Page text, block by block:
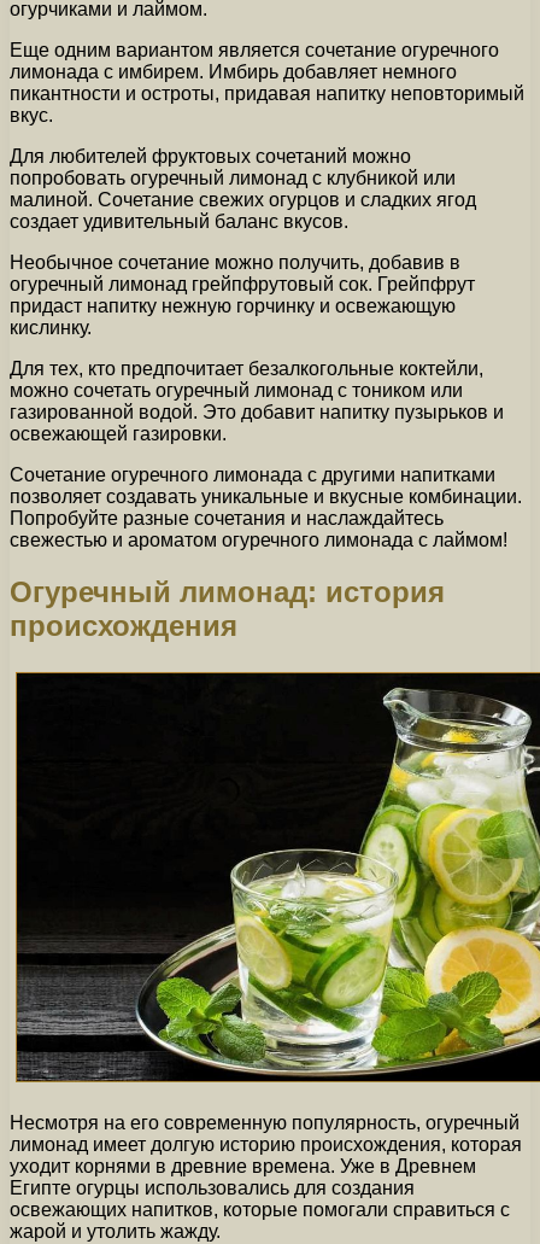
огурчиками и лаймом.
Еще одним вариантом является сочетание огуречного
лимонада с имбирем. Имбирь добавляет немного
пикантности и остроты, придавая напитку неповторимый
вкус.
Для любителей фруктовых сочетаний можно
попробовать огуречный лимонад с клубникой или
малиной. Сочетание свежих огурцов и сладких ягод
создает удивительный баланс вкусов.
Необычное сочетание можно получить, добавив в
огуречный лимонад грейпфрутовый сок. Грейпфрут
придаст напитку нежную горчинку и освежающую
кислинку.
Для тех, кто предпочитает безалкогольные коктейли,
можно сочетать огуречный лимонад с тоником или
газированной водой. Это добавит напитку пузырьков и
освежающей газировки.
Сочетание огуречного лимонада с другими напитками
позволяет создавать уникальные и вкусные комбинации.
Попробуйте разные сочетания и наслаждайтесь
свежестью и ароматом огуречного лимонада с лаймом!
Огуречный лимонад: история
происхождения
Несмотря на его современную популярность, огуречный
лимонад имеет долгую историю происхождения, которая
уходит корнями в древние времена. Уже в Древнем
Египте огурцы использовались для создания
освежающих напитков, которые помогали справиться с
жарой и утолить жажду.